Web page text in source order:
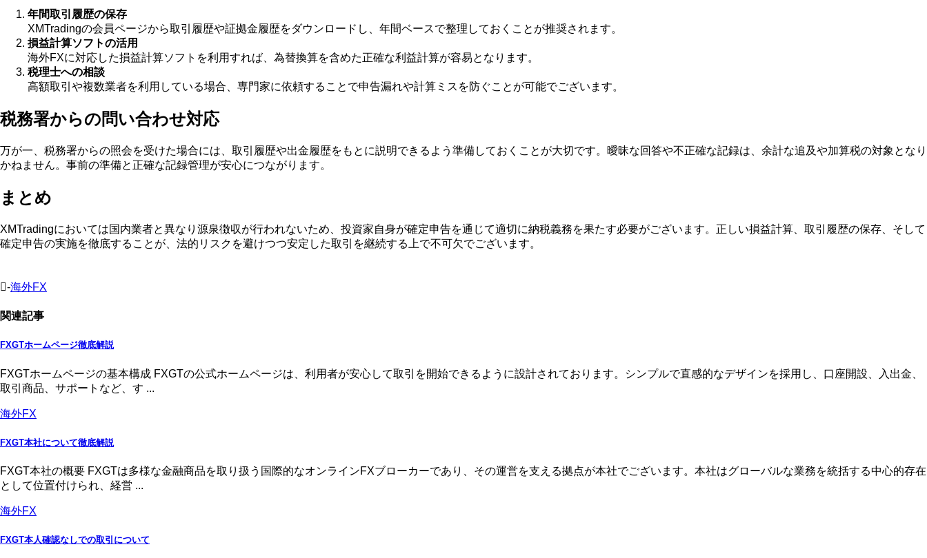
年間取引履歴の保存
XMTradingの会員ページから取引履歴や証拠金履歴をダウンロードし、年間ベースで整理しておくことが推奨されます。
損益計算ソフトの活用
海外FXに対応した損益計算ソフトを利用すれば、為替換算を含めた正確な利益計算が容易となります。
税理士への相談
高額取引や複数業者を利用している場合、専門家に依頼することで申告漏れや計算ミスを防ぐことが可能でございます。
税務署からの問い合わせ対応
万が一、税務署からの照会を受けた場合には、取引履歴や出金履歴をもとに説明できるよう準備しておくことが大切です。曖昧な回答や不正確な記録は、余計な追及や加算税の対象となり
かねません。事前の準備と正確な記録管理が安心につながります。
まとめ
XMTradingにおいては国内業者と異なり源泉徴収が行われないため、投資家自身が確定申告を通じて適切に納税義務を果たす必要がございます。正しい損益計算、取引履歴の保存、そして
確定申告の実施を徹底することが、法的リスクを避けつつ安定した取引を継続する上で不可欠でございます。
-海外FX
関連記事
FXGTホームページ徹底解説
FXGTホームページの基本構成 FXGTの公式ホームページは、利用者が安心して取引を開始できるように設計されております。シンプルで直感的なデザインを採用し、口座開設、入出金、
取引商品、サポートなど、す ...
海外FX
FXGT本社について徹底解説
FXGT本社の概要 FXGTは多様な金融商品を取り扱う国際的なオンラインFXブローカーであり、その運営を支える拠点が本社でございます。本社はグローバルな業務を統括する中心的存在
として位置付けられ、経営 ...
海外FX
FXGT本人確認なしでの取引について